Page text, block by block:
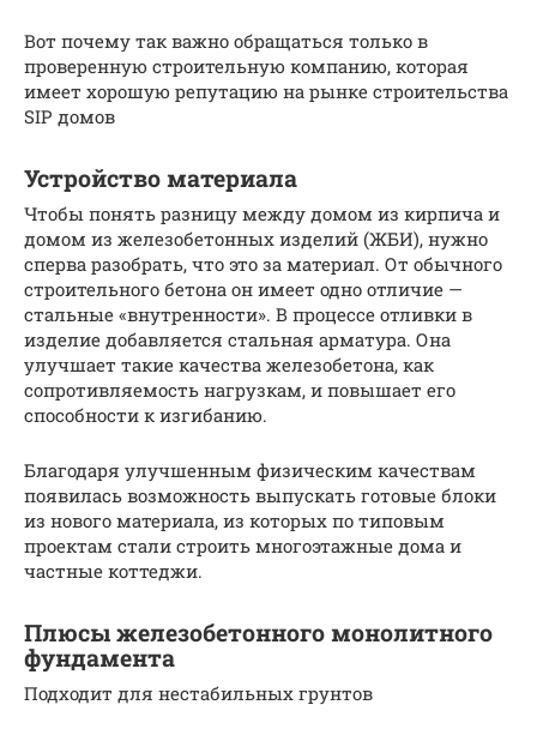
Вот почему так важно обращаться только в
проверенную строительную компанию, которая
имеет хорошую репутацию на рынке строительства
SIP домов
Устройство материала
Чтобы понять разницу между домом из кирпича и
домом из железобетонных изделий (ЖБИ), нужно
сперва разобрать, что это за материал. От обычного
строительного бетона он имеет одно отличие —
стальные «внутренности». В процессе отливки в
изделие добавляется стальная арматура. Она
улучшает такие качества железобетона, как
сопротивляемость нагрузкам, и повышает его
способности к изгибанию.
Благодаря улучшенным физическим качествам
появилась возможность выпускать готовые блоки
из нового материала, из которых по типовым
проектам стали строить многоэтажные дома и
частные коттеджи.
Плюсы железобетонного монолитного
фундамента
Подходит для нестабильных грунтов